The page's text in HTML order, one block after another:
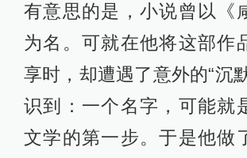
有意思的是，小说曾以《
为名。可就在他将这部作
享时，却遭遇了意外的“沉
识到：一个名字，可能就
文学的第一步。于是他做